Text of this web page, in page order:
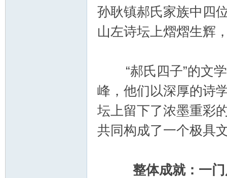
孙耿镇郝氏家族中四
山左诗坛上熠熠生辉
“郝氏四子”的文学
峰，他们以深厚的诗
坛上留下了浓墨重彩
共同构成了一个极具
整体成就：一门